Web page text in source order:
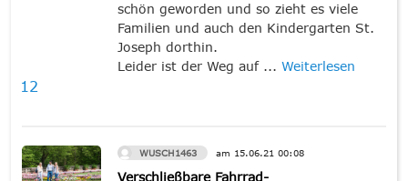
schön geworden und so zieht es viele
Familien und auch den Kindergarten St.
Joseph dorthin.
Leider ist der Weg auf ... Weiterlesen
12
WUSCH1463 am 15.06.21 00:08
Verschließbare Fahrrad-